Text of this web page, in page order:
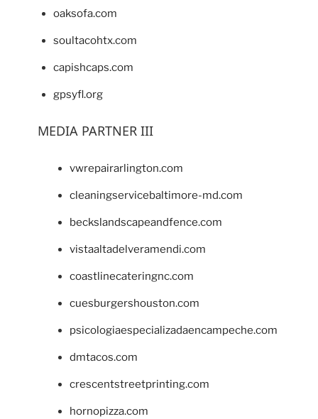
oaksofa.com
soultacohtx.com
capishcaps.com
gpsyfl.org
MEDIA PARTNER III
vwrepairarlington.com
cleaningservicebaltimore-md.com
beckslandscapeandfence.com
vistaaltadelveramendi.com
coastlinecateringnc.com
cuesburgershouston.com
psicologiaespecializadaencampeche.com
dmtacos.com
crescentstreetprinting.com
hornopizza.com